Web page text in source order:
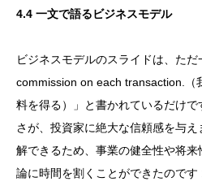
4.4 一文で語るビジネスモデル
ビジネスモデルのスライドは、た
commission on each transaction.（
料を得る）」と書かれているだけ
さが、投資家に絶大な信頼感を与
解できるため、事業の健全性や将
論に時間を割くことができたのです